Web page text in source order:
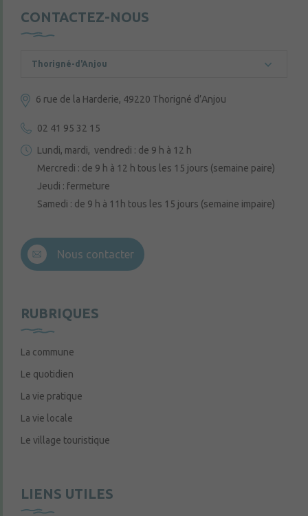
CONTACTEZ-NOUS
Thorigné-d'Anjou
6 rue de la Harderie, 49220 Thorigné d’Anjou
02 41 95 32 15
Lundi, mardi, vendredi : de 9 h à 12 h
Mercredi : de 9 h à 12 h tous les 15 jours (semaine paire)
Jeudi : fermeture
Samedi : de 9 h à 11h tous les 15 jours (semaine impaire)
Nous contacter
RUBRIQUES
La commune
Le quotidien
La vie pratique
La vie locale
Le village touristique
LIENS UTILES